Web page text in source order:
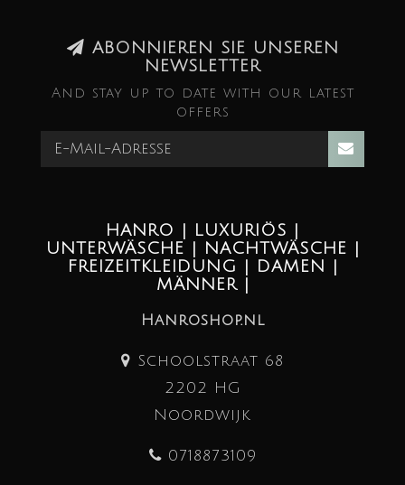
ABONNIEREN SIE UNSEREN
NEWSLETTER
And stay up to date with our latest
offers
HANRO | LUXURIÖS |
UNTERWÄSCHE | NACHTWÄSCHE |
FREIZEITKLEIDUNG | DAMEN |
MÄNNER |
Hanroshop.nl
Schoolstraat 68
2202 HG
Noordwijk
0718873109